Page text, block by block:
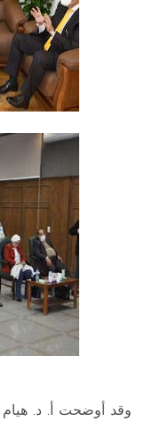
وقد أوضحت أ. د. هيام